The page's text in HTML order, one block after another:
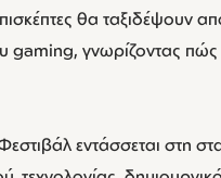
θα ταξιδέψουν
gaming, γνωρίζοντας
εντάσσεται στη